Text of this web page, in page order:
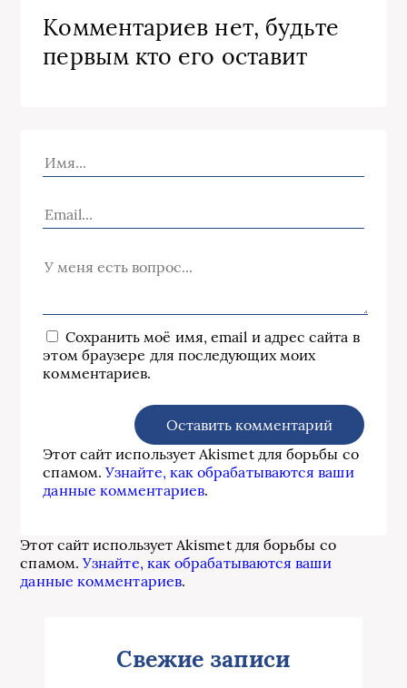
Комментариев нет, будьте
первым кто его оставит
Сохранить моё имя, email и адрес сайта в
этом браузере для последующих моих
комментариев.
Этот сайт использует Akismet для борьбы со
спамом.Узнайте, как обрабатываются ваши
данные комментариев.
Этот сайт использует Akismet для борьбы со
спамом.Узнайте, как обрабатываются ваши
данные комментариев.
Свежие записи